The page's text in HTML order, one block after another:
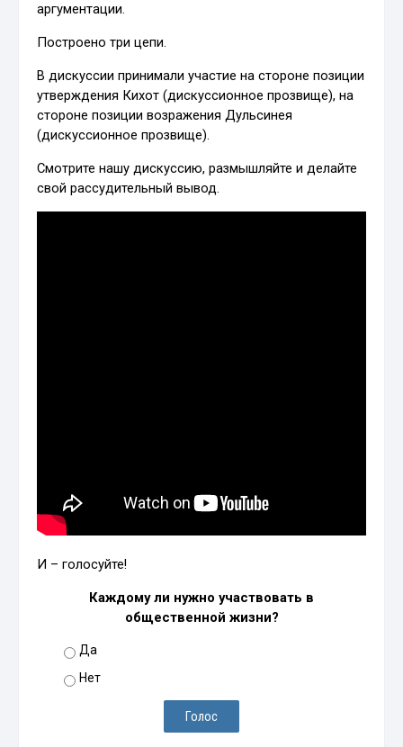
аргументации.
Построено три цепи.
В дискуссии принимали участие на стороне позиции
утверждения Кихот (дискуссионное прозвище), на
стороне позиции возражения Дульсинея
(дискуссионное прозвище).
Смотрите нашу дискуссию, размышляйте и делайте
свой рассудительный вывод.
И – голосуйте!
Каждому ли нужно участвовать в
общественной жизни?
Да
Нет